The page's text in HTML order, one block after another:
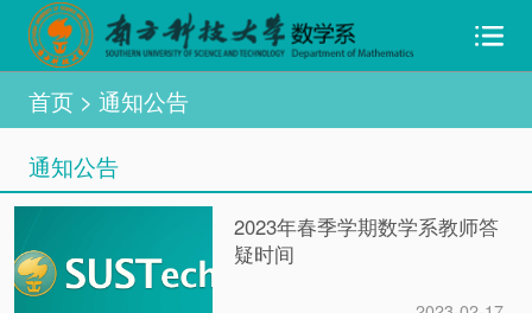
首页> 通知公告
通知公告
2023年春季学期数学系教师答
疑时间